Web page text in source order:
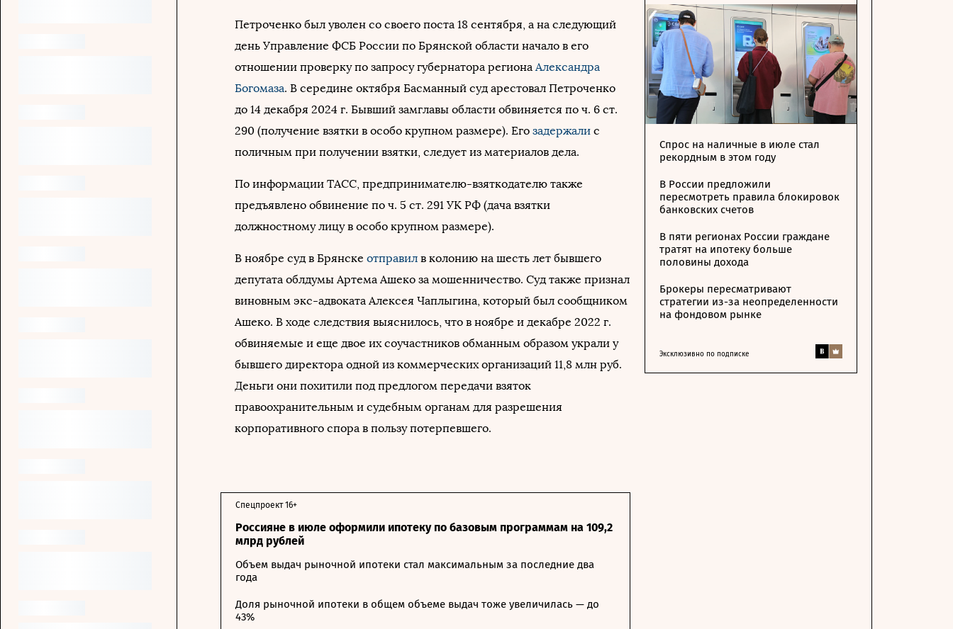
Петроченко был уволен со своего поста 18 сентября, а на следующий
день Управление ФСБ России по Брянской области начало в его
отношении проверку по запросу губернатора региона Александра
Богомаза. В середине октября Басманный суд арестовал Петроченко
до 14 декабря 2024 г. Бывший замглавы области обвиняется по ч. 6 ст.
290 (получение взятки в особо крупном размере). Его задержали с
поличным при получении взятки, следует из материалов дела.
По информации ТАСС, предпринимателю-взяткодателю также
предъявлено обвинение по ч. 5 ст. 291 УК РФ (дача взятки
должностному лицу в особо крупном размере).
В ноябре суд в Брянске отправил в колонию на шесть лет бывшего
депутата облдумы Артема Ашеко за мошенничество. Суд также признал
виновным экс-адвоката Алексея Чаплыгина, который был сообщником
Ашеко. В ходе следствия выяснилось, что в ноябре и декабре 2022 г.
обвиняемые и еще двое их соучастников обманным образом украли у
бывшего директора одной из коммерческих организаций 11,8 млн руб.
Деньги они похитили под предлогом передачи взяток
правоохранительным и судебным органам для разрешения
корпоративного спора в пользу потерпевшего.
Россияне в июле оформили ипотеку по базовым программам на 109,2
млрд рублей
Спецпроект 16+
Объем выдач рыночной ипотеки стал максимальным за последние два
года
Доля рыночной ипотеки в общем объеме выдач тоже увеличилась — до
43%
Спрос на наличные в июле стал
рекордным в этом году
В России предложили
пересмотреть правила блокировок
банковских счетов
В пяти регионах России граждане
тратят на ипотеку больше
половины дохода
Брокеры пересматривают
стратегии из-за неопределенности
на фондовом рынке
Эксклюзивно по подписке